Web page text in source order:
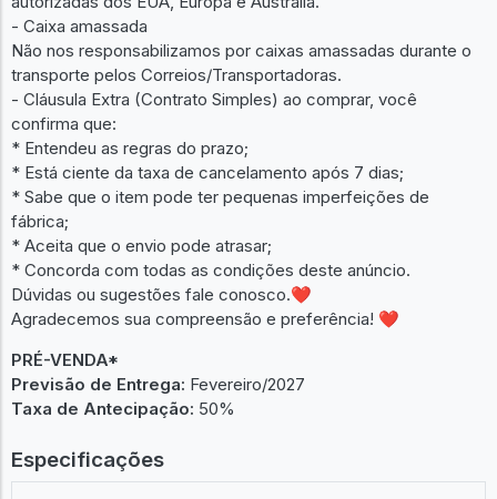
- Caixa amassada
Não nos responsabilizamos por caixas amassadas durante o
transporte pelos Correios/Transportadoras.
- Cláusula Extra (Contrato Simples) ao comprar, você
confirma que:
* Entendeu as regras do prazo;
* Está ciente da taxa de cancelamento após 7 dias;
* Sabe que o item pode ter pequenas imperfeições de
fábrica;
* Aceita que o envio pode atrasar;
* Concorda com todas as condições deste anúncio.
Dúvidas ou sugestões fale conosco.❤
Agradecemos sua compreensão e preferência! ❤
PRÉ-VENDA*
Previsão de Entrega: Fevereiro/2027
Taxa de Antecipação: 50%
Especificações